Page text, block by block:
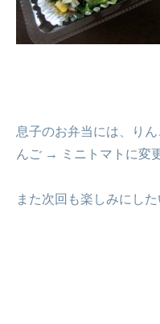
息子のお弁当には、り
んご → ミニトマトに変
また次回も楽しみにした